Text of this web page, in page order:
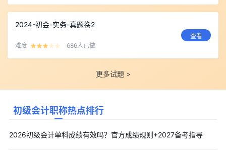
2024-初会-实务-真题卷2
难度 686人已做
查看
更多试题 >
初级会计职称热点排行
2026初级会计单科成绩有效吗？官方成绩规则+2027备考指导